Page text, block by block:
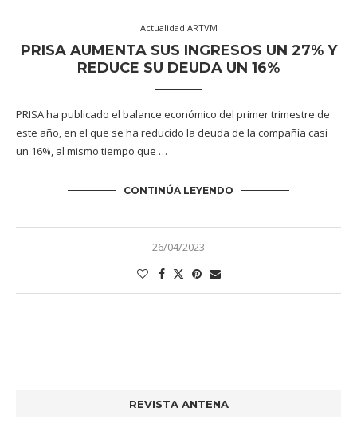
Actualidad ARTVM
PRISA AUMENTA SUS INGRESOS UN 27% Y
REDUCE SU DEUDA UN 16%
PRISA ha publicado el balance económico del primer trimestre de
este año, en el que se ha reducido la deuda de la compañía casi
un 16%, al mismo tiempo que …
CONTINÚA LEYENDO
26/04/2023
REVISTA ANTENA